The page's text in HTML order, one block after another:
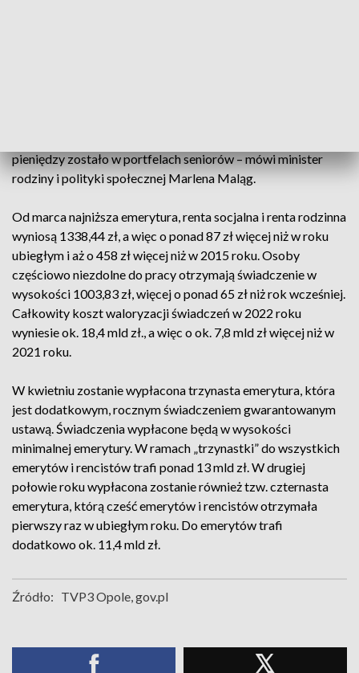
pieniędzy zostało w portfelach seniorów – mówi minister
rodziny i polityki społecznej Marlena Maląg.
Od marca najniższa emerytura, renta socjalna i renta rodzinna
wyniosą 1338,44 zł, a więc o ponad 87 zł więcej niż w roku
ubiegłym i aż o 458 zł więcej niż w 2015 roku. Osoby
częściowo niezdolne do pracy otrzymają świadczenie w
wysokości 1003,83 zł, więcej o ponad 65 zł niż rok wcześniej.
Całkowity koszt waloryzacji świadczeń w 2022 roku
wyniesie ok. 18,4 mld zł., a więc o ok. 7,8 mld zł więcej niż w
2021 roku.
W kwietniu zostanie wypłacona trzynasta emerytura, która
jest dodatkowym, rocznym świadczeniem gwarantowanym
ustawą. Świadczenia wypłacone będą w wysokości
minimalnej emerytury. W ramach „trzynastki” do wszystkich
emerytów i rencistów trafi ponad 13 mld zł. W drugiej
połowie roku wypłacona zostanie również tzw. czternasta
emerytura, którą cześć emerytów i rencistów otrzymała
pierwszy raz w ubiegłym roku. Do emerytów trafi
dodatkowo ok. 11,4 mld zł.
Źródło: TVP3 Opole, gov.pl